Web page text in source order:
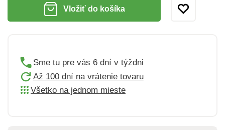
Vložiť do košíka
Sme tu pre vás 6 dní v týždni
Až 100 dní na vrátenie tovaru
Všetko na jednom mieste